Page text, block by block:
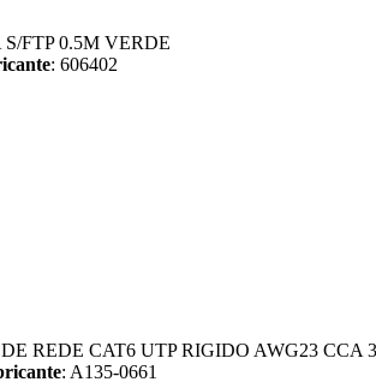
FTP 0.5M VERDE
: 606402
REDE CAT6 UTP RIGIDO AWG23 CCA
: A135-0661